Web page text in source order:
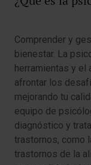
Comprender y
bienestar. La
herramientas y el
afrontar los
mejorando tu
equipo de
diagnóstico y
trastornos, como
trastornos de la